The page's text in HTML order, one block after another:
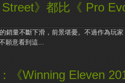
》都比《 Pro
銷量不斷下滑，前景堪憂。不過作為玩
願意看到這...
《Winning Eleven